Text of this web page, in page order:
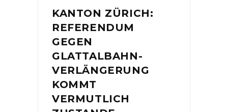
KANTON ZÜRICH:
REFERENDUM
GEGEN
GLATTALBAHN-
VERLÄNGERUNG
KOMMT
VERMUTLICH